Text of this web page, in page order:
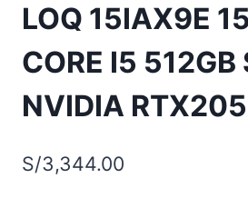
LOQ 15IAX9E
CORE I5 512GB
NVIDIA
S/3,344.00